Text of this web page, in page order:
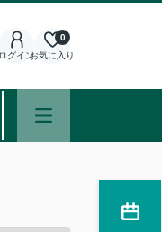
ログインお気に入り
0